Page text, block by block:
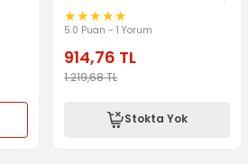
Takımı
5.0 Puan - 1 Yorum
914,76 TL
1.219,68TL
Stokta Yok